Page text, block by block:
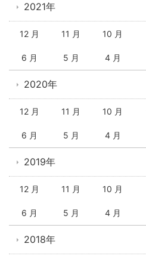
2021年
12 月 11 月 10 月
6 月 5 月 4 月
2020年
12 月 11 月 10 月
6 月 5 月 4 月
2019年
12 月 11 月 10 月
6 月 5 月 4 月
2018年